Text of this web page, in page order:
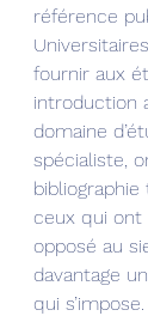
référence
fournir aux
introduction
domaine
spécialiste,
ceux qui ont
opposé au
davantage
qui s’impose.